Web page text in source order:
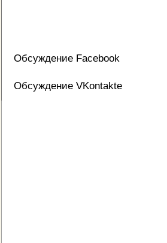
Обсуждение Facebook
Обсуждение VKontakte